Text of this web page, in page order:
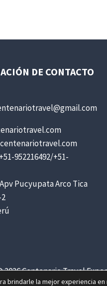
DE CONTACTO
952216492/+51-
Pucyupata Arco Tica
2026 Centenario Travel
brindarle la mejor experiencia